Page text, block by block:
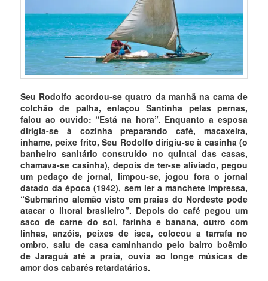
Seu Rodolfo acordou-se quatro da manhã na cama de
colchão de palha, enlaçou Santinha pelas pernas,
falou ao ouvido: “Está na hora”. Enquanto a esposa
dirigia-se à cozinha preparando café, macaxeira,
inhame, peixe frito, Seu Rodolfo dirigiu-se à casinha (o
banheiro sanitário construído no quintal das casas,
chamava-se casinha), depois de ter-se aliviado, pegou
um pedaço de jornal, limpou-se, jogou fora o jornal
datado da época (1942), sem ler a manchete impressa,
“Submarino alemão visto em praias do Nordeste pode
atacar o litoral brasileiro”. Depois do café pegou um
saco de carne do sol, farinha e banana, outro com
linhas, anzóis, peixes de isca, colocou a tarrafa no
ombro, saiu de casa caminhando pelo bairro boêmio
de Jaraguá até a praia, ouvia ao longe músicas de
amor dos cabarés retardatários.